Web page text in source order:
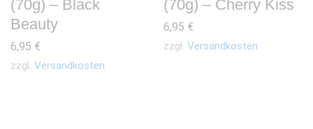
(70g) – Black
Beauty
6,95 €
zzgl. Versandkosten
(70g) – Cherry Kiss
6,95 €
zzgl. Versandkosten